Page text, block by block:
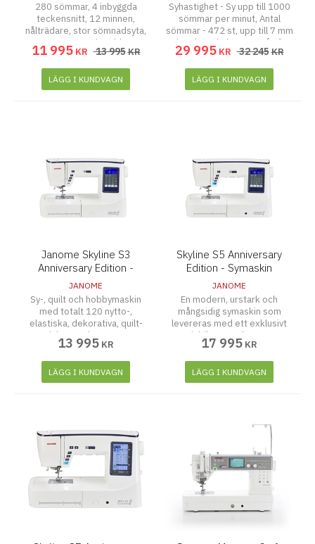
280 sömmar, 4 inbyggda
teckensnitt, 12 minnen,
nålträdare, stor sömnadsyta,
7 mm stygnbredd.
11 995 KR 13 995KR
LÄGG I KUNDVAGN
Syhastighet - Sy upp till 1000
sömmar per minut, Antal
sömmar - 472 st, upp till 7 mm
breda. Pekskärmen på 7"
(153x85 mm). Starkare än
föregångaren. Denna maskin
har ett bättre syhuvud som
ger mer kraft än tidigare. 110
29 995 KR 32 245KR
LÄGG I KUNDVAGN
Janome Skyline S3
Anniversary Edition -
Symaskin
JANOME
Sy-, quilt och hobbymaskin
med totalt 120 nytto-,
elastiska, dekorativa, quilt-
och hantverkssömmar.
Maximala stygnbredden är 7
mm. Generöst arbetsutrymme
på 210 x 120 mm. LCD-skärm.
Bättre belysning.
13 995 KR
LÄGG I KUNDVAGN
Skyline S5 Anniversary
Edition - Symaskin
JANOME
En modern, urstark och
mångsidig symaskin som
levereras med ett exklusivt
jubileumspaket av
premiumtillbehör.170
sömmar, 9 mm breda sömmar,
1 stegs knapphål, generös
belysning mm
17 995 KR
LÄGG I KUNDVAGN